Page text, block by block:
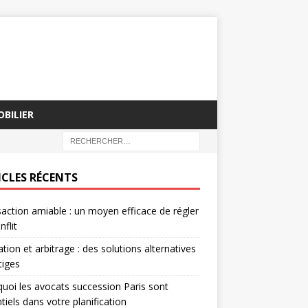
RÉCENTS
amiable : un moyen efficace de régler
et arbitrage : des solutions alternatives
les avocats succession Paris sont
dans votre planification